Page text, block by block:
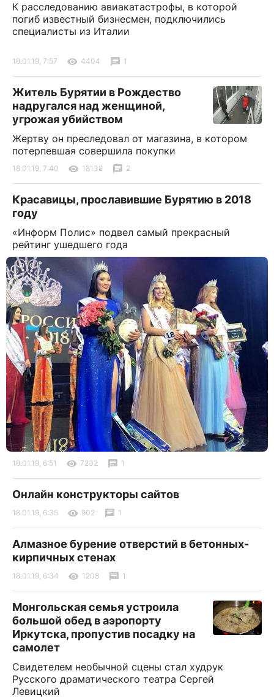
К расследованию авиакатастрофы, в которой
погиб известный бизнесмен, подключились
специалисты из Италии
18.01.19, 7:57 4404 1
Житель Бурятии в Рождество
надругался над женщиной,
угрожая убийством
Жертву он преследовал от магазина, в котором
потерпевшая совершила покупки
18.01.19, 7:40 18138 2
Красавицы, прославившие Бурятию в 2018
году
«Информ Полис» подвел самый прекрасный
рейтинг ушедшего года
18.01.19, 6:51 7232 1
Онлайн конструкторы сайтов
18.01.19, 6:35 902 1
Алмазное бурение отверстий в бетонных-
кирпичных стенах
18.01.19, 6:34 1208 1
Монгольская семья устроила
большой обед в аэропорту
Иркутска, пропустив посадку на
самолет
Свидетелем необычной сцены стал худрук
Русского драматического театра Сергей
Левицкий